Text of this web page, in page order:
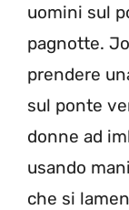
uomini sul
pagnotte.
prendere
sul ponte
donne ad
usando
che si